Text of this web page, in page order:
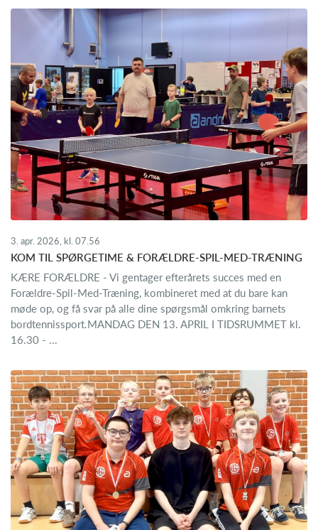
3. apr. 2026, kl. 07.56
KOM TIL SPØRGETIME & FORÆLDRE-SPIL-MED-TRÆNING
KÆRE FORÆLDRE - Vi gentager efterårets succes med en
Forældre-Spil-Med-Træning, kombineret med at du bare kan
møde op, og få svar på alle dine spørgsmål omkring barnets
bordtennissport.MANDAG DEN 13. APRIL I TIDSRUMMET kl.
16.30 - ...